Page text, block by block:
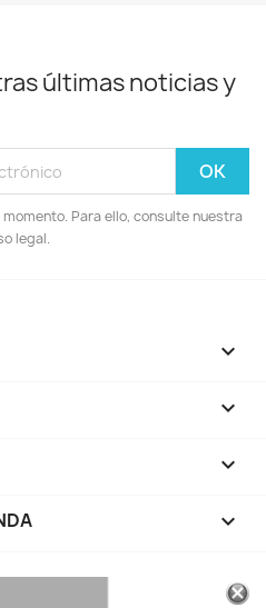
últimas noticias y
Para ello, consulte nuestra
legal.



keyboard_arrow_down